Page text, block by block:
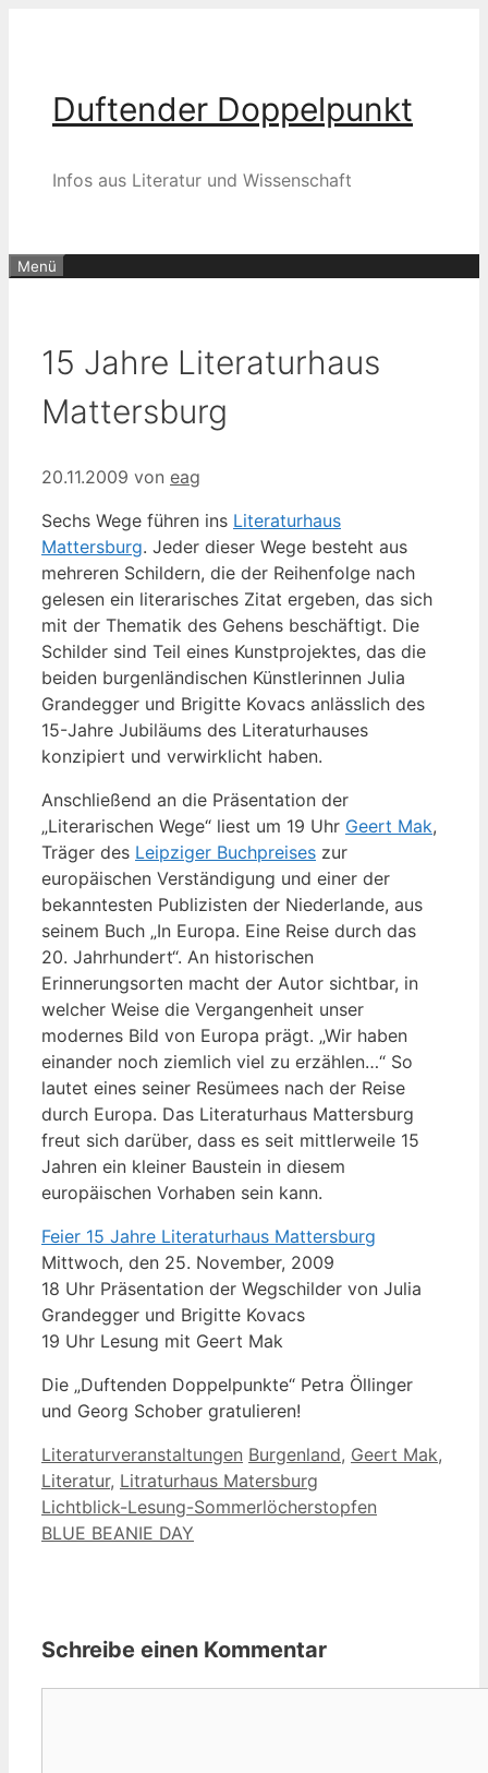
Duftender Doppelpunkt
Infos aus Literatur und Wissenschaft
Menü
15 Jahre Literaturhaus
Mattersburg
20.11.2009 von eag
Sechs Wege führen ins Literaturhaus
Mattersburg. Jeder dieser Wege besteht aus
mehreren Schildern, die der Reihenfolge nach
gelesen ein literarisches Zitat ergeben, das sich
mit der Thematik des Gehens beschäftigt. Die
Schilder sind Teil eines Kunstprojektes, das die
beiden burgenländischen Künstlerinnen Julia
Grandegger und Brigitte Kovacs anlässlich des
15-Jahre Jubiläums des Literaturhauses
konzipiert und verwirklicht haben.
Anschließend an die Präsentation der
„Literarischen Wege“ liest um 19 Uhr Geert Mak,
Träger des Leipziger Buchpreises zur
europäischen Verständigung und einer der
bekanntesten Publizisten der Niederlande, aus
seinem Buch „In Europa. Eine Reise durch das
20. Jahrhundert“. An historischen
Erinnerungsorten macht der Autor sichtbar, in
welcher Weise die Vergangenheit unser
modernes Bild von Europa prägt. „Wir haben
einander noch ziemlich viel zu erzählen…“ So
lautet eines seiner Resümees nach der Reise
durch Europa. Das Literaturhaus Mattersburg
freut sich darüber, dass es seit mittlerweile 15
Jahren ein kleiner Baustein in diesem
europäischen Vorhaben sein kann.
Feier 15 Jahre Literaturhaus Mattersburg
Mittwoch, den 25. November, 2009
18 Uhr Präsentation der Wegschilder von Julia
Grandegger und Brigitte Kovacs
19 Uhr Lesung mit Geert Mak
Die „Duftenden Doppelpunkte“ Petra Öllinger
und Georg Schober gratulieren!
Kategorien
Literaturveranstaltungen Schlagwörter
Burgenland, Geert Mak,
Literatur, Litraturhaus Matersburg
Lichtblick-Lesung-Sommerlöcherstopfen
BLUE BEANIE DAY
Schreibe einen Kommentar